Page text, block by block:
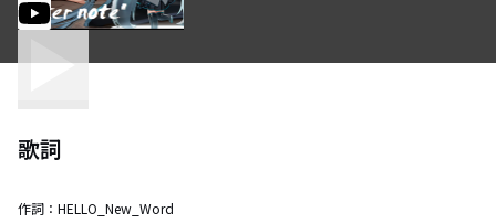
歌詞
作詞： HELLO_New_Word